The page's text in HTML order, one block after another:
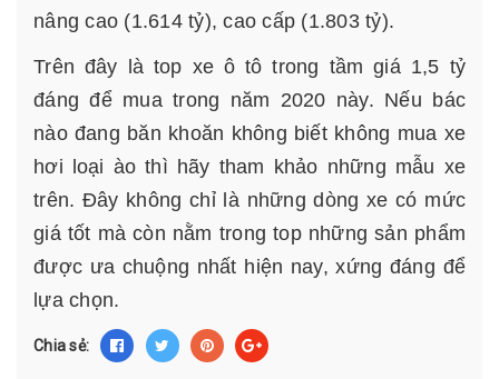
nâng cao (1.614 tỷ), cao cấp (1.803 tỷ).
Trên đây là top xe ô tô trong tầm giá 1,5 tỷ
đáng để mua trong năm 2020 này. Nếu bác
nào đang băn khoăn không biết không mua xe
hơi loại ào thì hãy tham khảo những mẫu xe
trên. Đây không chỉ là những dòng xe có mức
giá tốt mà còn nằm trong top những sản phẩm
được ưa chuộng nhất hiện nay, xứng đáng để
lựa chọn.
Chia sẻ: